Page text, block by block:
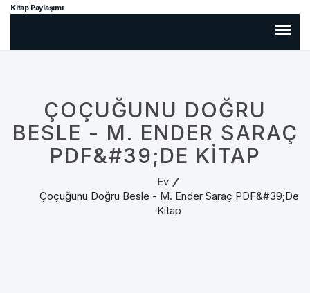
Kitap Paylaşımı
ÇOÇUĞUNU DOĞRU
BESLE - M. ENDER SARAÇ
PDF&#39;DE KITAP
Ev
Çoçuğunu Doğru Besle - M. Ender Saraç PDF&#39;de
Kitap